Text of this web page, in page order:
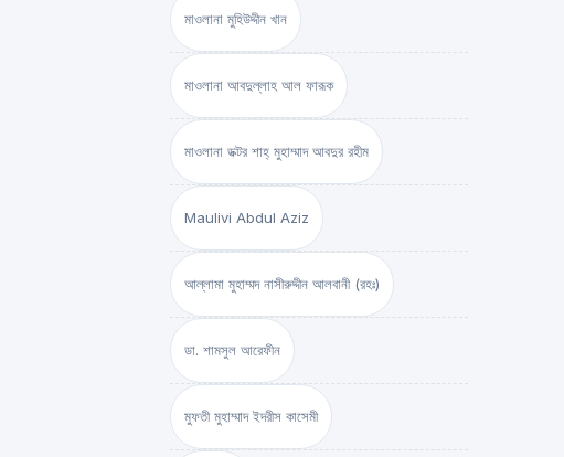
মাওলানা মুহিউদ্দীন খান
মাওলানা আবদুল্লাহ আল ফারূক
মাওলানা ডক্টর শাহ্‌ মুহাম্মাদ আবদুর রহীম
Maulivi Abdul Aziz
আল্লামা মুহাম্মদ নাসীরুদ্দীন আলবানী (রহঃ)
ডা. শামসুল আরেফীন
মুফতী মুহাম্মাদ ইদরীস কাসেমী